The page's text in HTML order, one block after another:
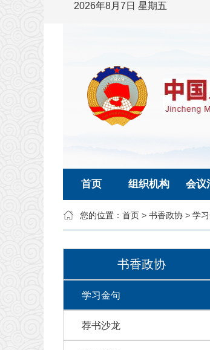
2026年8月7日 星期五
首页 组织机构 会议
您的位置： 首页 > 书香政协 > 学
书香政协
学习金句
荐书沙龙